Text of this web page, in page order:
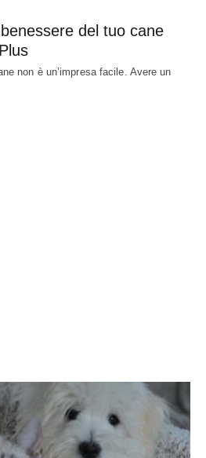
del tuo cane
non è un’impresa facile. Avere un